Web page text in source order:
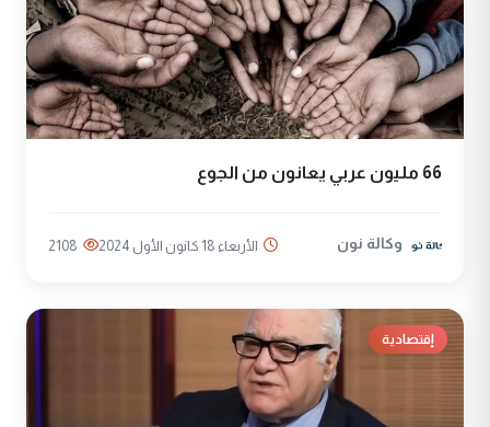
66 مليون عربي يعانون من الجوع
وكالة نون الأربعاء 18 كانون الأول 2024 2108
إقتصادية